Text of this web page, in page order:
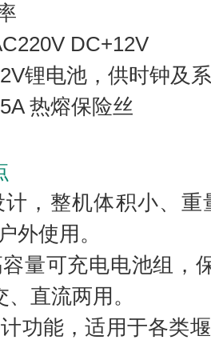
DC+12V
锂电池，供时钟及
热熔保险丝
计，整机体积小、
外使用。
量可充电电池组，
直流两用。
功能，适用于各类